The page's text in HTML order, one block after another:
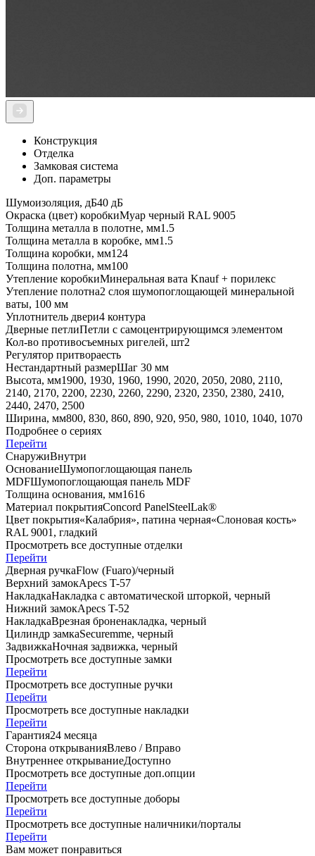
Конструкция
Отделка
Замковая система
Доп. параметры
Шумоизоляция, дБ40 дБ
Окраска (цвет) коробкиМуар черный RAL 9005
Толщина металла в полотне, мм1.5
Толщина металла в коробке, мм1.5
Толщина коробки, мм124
Толщина полотна, мм100
Утепление коробкиМинеральная вата Knauf + порилекс
Утепление полотна2 слоя шумопоглощающей минеральной
ваты, 100 мм
Уплотнитель двери4 контура
Дверные петлиПетли с самоцентрирующимся элементом
Кол-во противосъемных ригелей, шт2
Регулятор притвораесть
Нестандартный размерШаг 30 мм
Высота, мм1900, 1930, 1960, 1990, 2020, 2050, 2080, 2110,
2140, 2170, 2200, 2230, 2260, 2290, 2320, 2350, 2380, 2410,
2440, 2470, 2500
Ширина, мм800, 830, 860, 890, 920, 950, 980, 1010, 1040, 1070
Подробнее о сериях
Перейти
СнаружиВнутри
ОснованиеШумопоглощающая панель
MDFШумопоглощающая панель MDF
Толщина основания, мм1616
Материал покрытияConcord PanelSteelLak®
Цвет покрытия«Калабрия», патина черная«Слоновая кость»
RAL 9001, гладкий
Просмотреть все доступные отделки
Перейти
Дверная ручкаFlоw (Fuaro)/черный
Верхний замокApecs T-57
НакладкаНакладка с автоматической шторкой, черный
Нижний замокApecs T-52
НакладкаВрезная броненакладка, черный
Цилиндр замкаSecuremme, черный
ЗадвижкаНочная задвижка, черный
Просмотреть все доступные замки
Перейти
Просмотреть все доступные ручки
Перейти
Просмотреть все доступные накладки
Перейти
Гарантия24 месяца
Сторона открыванияВлево / Вправо
Внутреннее открываниеДоступно
Просмотреть все доступные доп.опции
Перейти
Просмотреть все доступные доборы
Перейти
Просмотреть все доступные наличники/порталы
Перейти
Вам может понравиться